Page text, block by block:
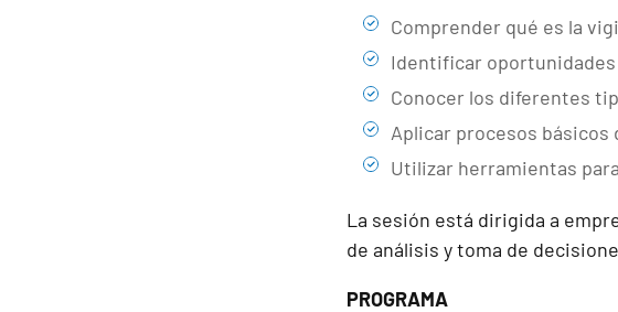
Comprender qué es la
Identificar
Conocer los diferentes
Aplicar procesos
Utilizar herramientas
La sesión está dirigida a
de análisis y toma de
PROGRAMA